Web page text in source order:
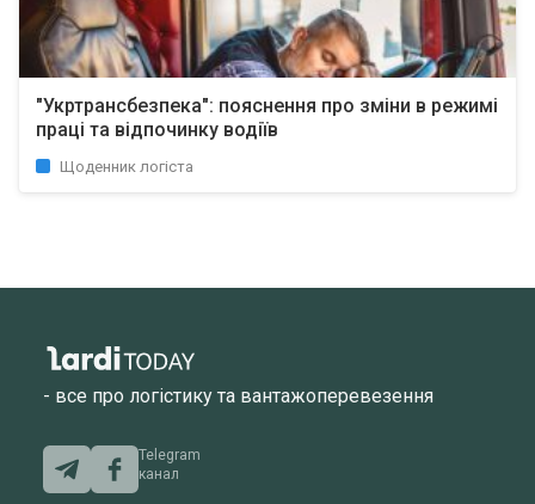
"Укртрансбезпека": пояснення про зміни в режимі
праці та відпочинку водіїв
Щоденник логіста
- все про логістику та вантажоперевезення
Telegram
канал